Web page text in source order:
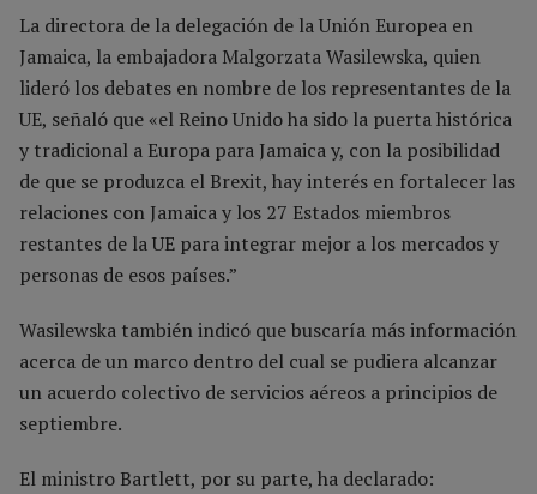
La directora de la delegación de la Unión Europea en
Jamaica, la embajadora Malgorzata Wasilewska, quien
lideró los debates en nombre de los representantes de la
UE, señaló que «el Reino Unido ha sido la puerta histórica
y tradicional a Europa para Jamaica y, con la posibilidad
de que se produzca el Brexit, hay interés en fortalecer las
relaciones con Jamaica y los 27 Estados miembros
restantes de la UE para integrar mejor a los mercados y
personas de esos países.”
Wasilewska también indicó que buscaría más información
acerca de un marco dentro del cual se pudiera alcanzar
un acuerdo colectivo de servicios aéreos a principios de
septiembre.
El ministro Bartlett, por su parte, ha declarado: